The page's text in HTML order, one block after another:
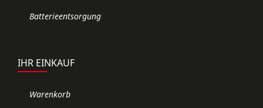
Batterieentsorgung
IHR EINKAUF
Warenkorb